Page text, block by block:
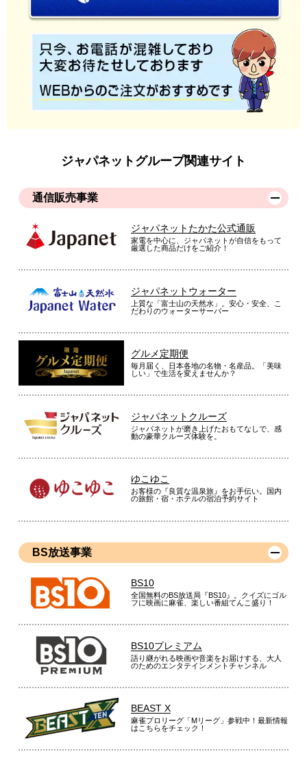
ジャパネットグループ関連サイト
通信販売事業
ジャパネットたかた公式通販
家電を中心に、ジャパネットが自信をもって
厳選した商品だけをご紹介！
ジャパネットウォーター
上質な「富士山の天然水」。安心・安全、こ
だわりのウォーターサーバー
グルメ定期便
毎月届く、日本各地の名物・名産品。「美味
しい」で生活を変えませんか？
ジャパネットクルーズ
ジャパネットが磨き上げたおもてなしで、感
動の豪華クルーズ体験を。
ゆこゆこ
お客様の『良質な温泉旅』をお手伝い。国内
の旅館・宿・ホテルの宿泊予約サイト
BS放送事業
BS10
全国無料のBS放送局『BS10』。クイズにゴル
フに映画に麻雀、楽しい番組てんこ盛り！
BS10プレミアム
語り継がれる映画や音楽をお届けする、大人
のためのエンタテインメントチャンネル
BEAST X
麻雀プロリーグ「Mリーグ」参戦中！最新情報
はこちらをチェック！